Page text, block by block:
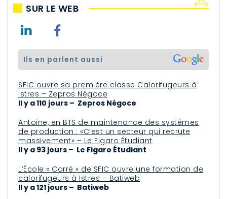
SUR LE WEB
ils en parlent aussi
SFIC ouvre sa première classe Calorifugeurs à
Istres – Zepros Négoce
Il y a 110 jours – Zepros Négoce
Antoine, en BTS de maintenance des systèmes
de production : «C’est un secteur qui recrute
massivement» – Le Figaro Étudiant
Il y a 93 jours – Le Figaro Étudiant
L’École « Carré » de SFIC ouvre une formation de
calorifugeurs à Istres – Batiweb
Il y a 121 jours – Batiweb